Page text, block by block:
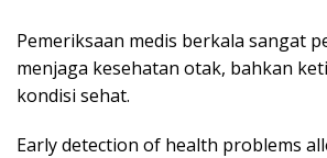
Pemeriksaan medis berkala sangat
menjaga kesehatan otak, bahkan
kondisi sehat.
Early detection of health problems